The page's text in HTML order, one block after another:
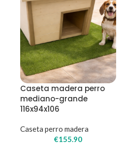
Caseta madera perro
mediano-grande
116x94x106
Caseta perro madera
€155.90